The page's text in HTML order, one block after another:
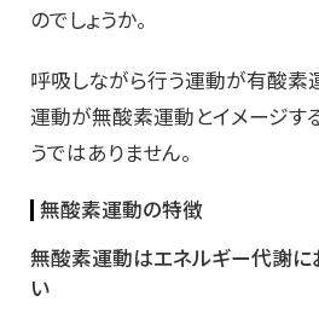
のでしょうか。
呼吸しながら行う運動が有酸素
運動が無酸素運動とイメージす
うではありません。
無酸素運動の特徴
無酸素運動はエネルギー代謝に
い